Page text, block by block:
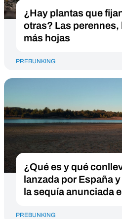
¿Hay plantas que
otras? Las perennes,
más hojas
PREBUNKING
¿Qué es y qué
lanzada por España
la sequía anunciada
PREBUNKING